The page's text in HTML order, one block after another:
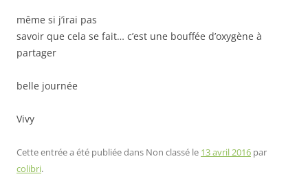
même si j’irai pas
savoir que cela se fait… c’est une bouffée d’oxygène à
partager
belle journée
Vivy
Cette entrée a été publiée dans Non classé le 13 avril 2016 par
colibri.